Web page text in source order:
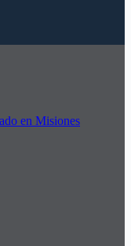
en Misiones